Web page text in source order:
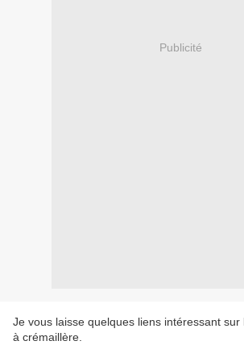
Publicité
Je vous laisse quelques liens intéressant
à crémaillère.